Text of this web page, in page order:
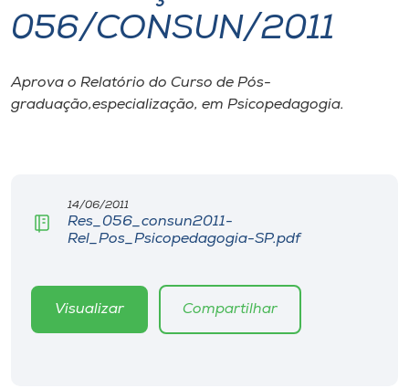
I.nova
Diplomados
Editora
056/CONSUN/2011
Aprova o Relatório do Curso de Pós-
graduação,especialização, em Psicopedagogia.
14/06/2011
Res_056_consun2011-
Rel_Pos_Psicopedagogia-SP.pdf
Visualizar Compartilhar